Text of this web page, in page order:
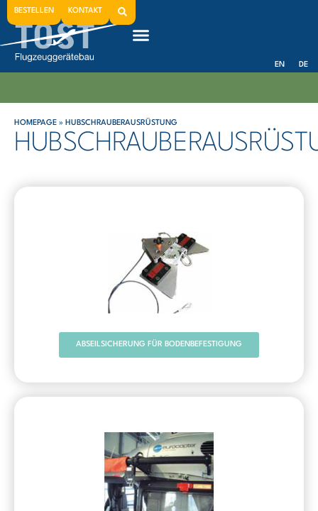
BESTELLEN KONTAKT
EN DE
HOMEPAGE » HUBSCHRAUBERAUSRÜSTUNG
ABSEILSICHERUNG FÜR BODENBEFESTIGUNG